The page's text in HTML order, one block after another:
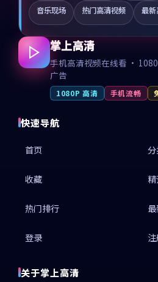
音乐现场 热门高清视频 最
掌上高清
手机高清视频在线看 ·
广告
1080P 高清 手机流畅
快速导航
首页
收藏
热门排行
登录
关于掌上高清